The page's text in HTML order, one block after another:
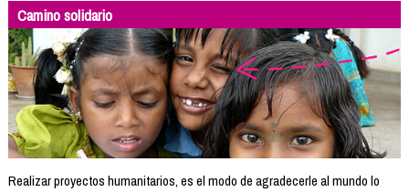
Camino solidario
Realizar proyectos humanitarios, es el modo de agradecerle al mundo lo